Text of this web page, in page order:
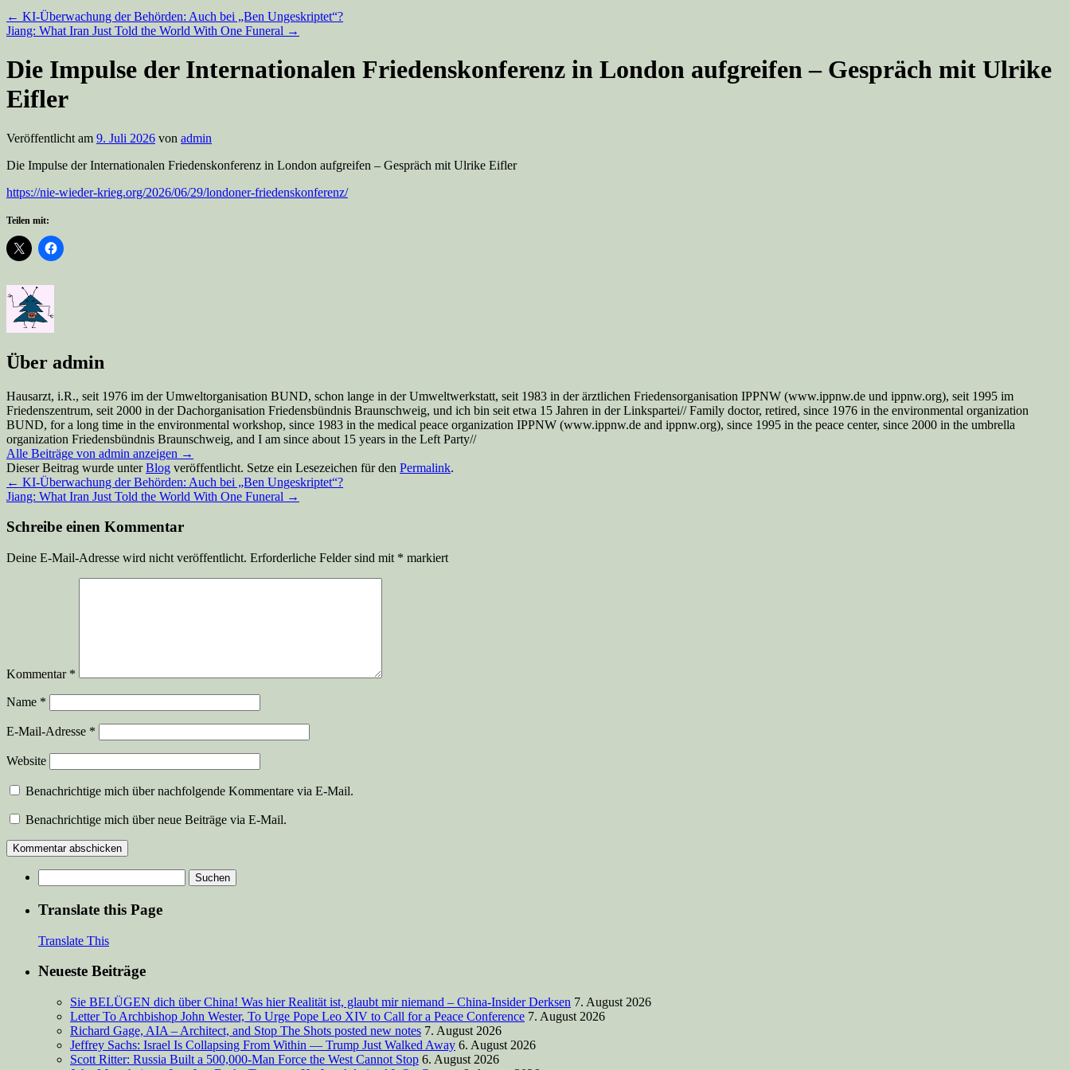
← KI-Überwachung der Behörden: Auch bei „Ben Ungeskriptet“?
Jiang: What Iran Just Told the World With One Funeral →
Die Impulse der Internationalen Friedenskonferenz in London aufgreifen – Gespräch mit Ulrike
Eifler
Veröffentlicht am 9. Juli 2026 von admin
Die Impulse der Internationalen Friedenskonferenz in London aufgreifen – Gespräch mit Ulrike Eifler
https://nie-wieder-krieg.org/2026/06/29/londoner-friedenskonferenz/
Teilen mit:
Über admin
Hausarzt, i.R., seit 1976 im der Umweltorganisation BUND, schon lange in der Umweltwerkstatt, seit 1983 in der ärztlichen Friedensorganisation IPPNW (www.ippnw.de und ippnw.org), seit 1995 im
Friedenszentrum, seit 2000 in der Dachorganisation Friedensbündnis Braunschweig, und ich bin seit etwa 15 Jahren in der Linkspartei// Family doctor, retired, since 1976 in the environmental organization
BUND, for a long time in the environmental workshop, since 1983 in the medical peace organization IPPNW (www.ippnw.de and ippnw.org), since 1995 in the peace center, since 2000 in the umbrella
organization Friedensbündnis Braunschweig, and I am since about 15 years in the Left Party//
Alle Beiträge von admin anzeigen →
Dieser Beitrag wurde unterBlog veröffentlicht. Setze ein Lesezeichen für den Permalink.
← KI-Überwachung der Behörden: Auch bei „Ben Ungeskriptet“?
Jiang: What Iran Just Told the World With One Funeral →
Schreibe einen Kommentar
Deine E-Mail-Adresse wird nicht veröffentlicht. Erforderliche Felder sind mit * markiert
Kommentar *
Name *
E-Mail-Adresse *
Website
Benachrichtige mich über nachfolgende Kommentare via E-Mail.
Benachrichtige mich über neue Beiträge via E-Mail.
nach:
Translate this Page
Translate This
Neueste Beiträge
Sie BELÜGEN dich über China! Was hier Realität ist, glaubt mir niemand – China-Insider Derksen 7. August 2026
Letter To Archbishop John Wester, To Urge Pope Leo XIV to Call for a Peace Conference 7. August 2026
Richard Gage, AIA – Architect, and Stop The Shots posted new notes 7. August 2026
Jeffrey Sachs: Israel Is Collapsing From Within — Trump Just Walked Away 6. August 2026
Scott Ritter: Russia Built a 500,000-Man Force the West Cannot Stop 6. August 2026